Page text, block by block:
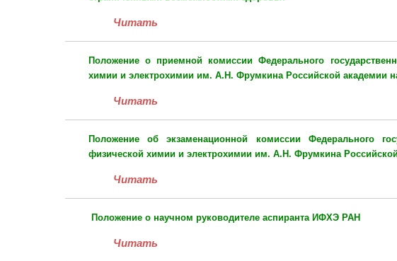
Читать
Положениео приемной комиссии Федерального
химии и электрохимии им. А.Н. Фрумкина Российской академии
Читать
Положениеоб экзаменационной комиссииФедерального
физической химии и электрохимии им. А.Н. Фрумкина
Читать
Положение о научном руководителе аспиранта ИФХЭ РАН
Читать